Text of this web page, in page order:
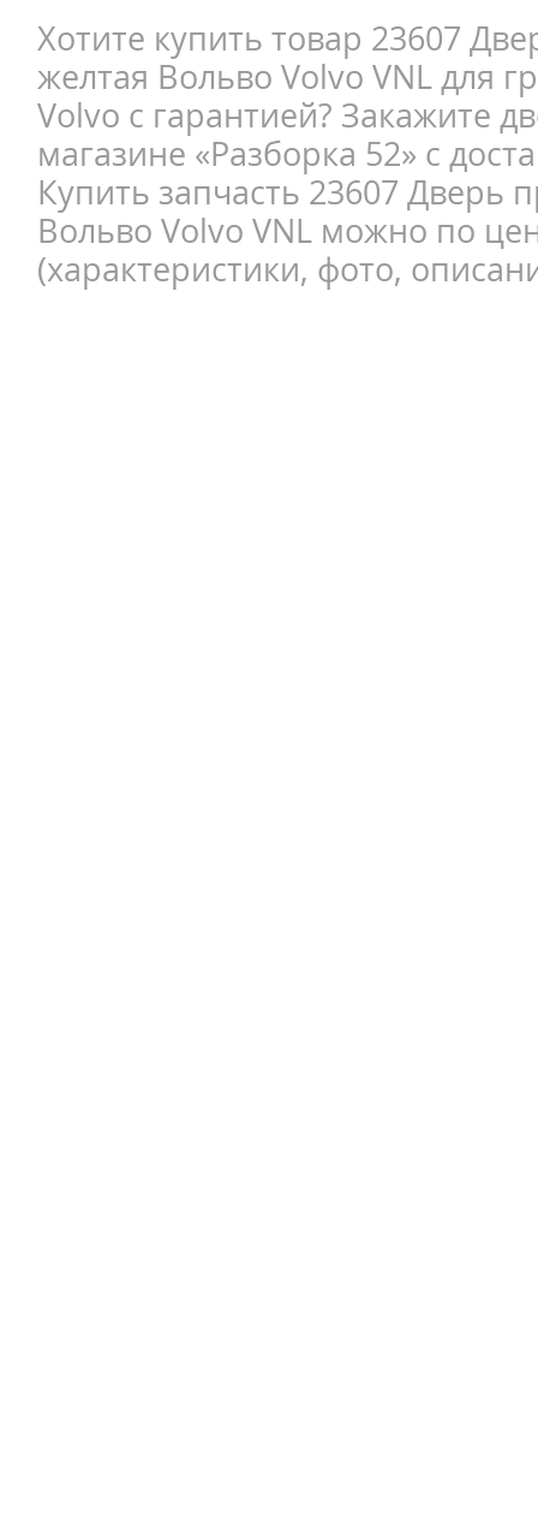
Хотите купить товар 23607
желтая Вольво Volvo VNL для
Volvo с гарантией? Закажите
магазине «Разборка 52» с
Купить запчасть 23607 Дверь
Вольво Volvo VNL можно по
(характеристики, фото,